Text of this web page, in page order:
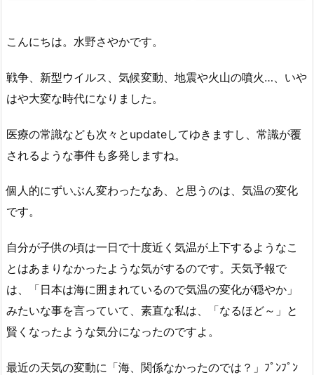
こんにちは。水野さやかです。
戦争、新型ウイルス、気候変動、地震や火山の噴火…、いや
はや大変な時代になりました。
医療の常識なども次々とupdateしてゆきますし、常識が覆
されるような事件も多発しますね。
個人的にずいぶん変わったなあ、と思うのは、気温の変化
です。
自分が子供の頃は一日で十度近く気温が上下するようなこ
とはあまりなかったような気がするのです。天気予報で
は、「日本は海に囲まれているので気温の変化が穏やか」
みたいな事を言っていて、素直な私は、「なるほど～」と
賢くなったような気分になったのですよ。
最近の天気の変動に「海、関係なかったのでは？」ﾌﾟﾝﾌﾟﾝ